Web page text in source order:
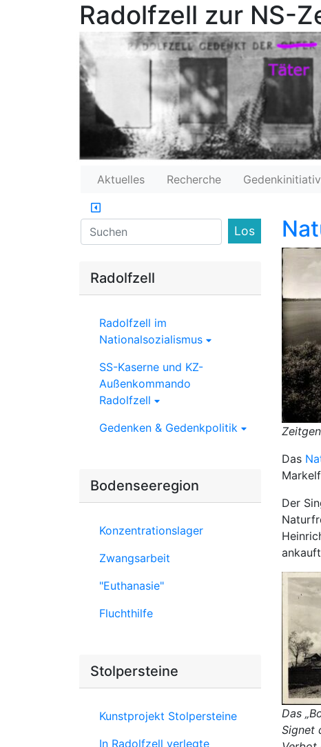
Radolfzell zur NS-
Aktuelles Recherche
Das
Der
Das
Signet
Find
Radolfzell
Radolfzell im
Nationalsozialismus
SS-Kaserne und KZ-
Außenkommando
Radolfzell
Gedenken & Gedenkpolitik
Bodenseeregion
Konzentrationslager
Zwangsarbeit
"Euthanasie"
Fluchthilfe
Stolpersteine
Kunstprojekt Stolpersteine
In Radolfzell verlegte